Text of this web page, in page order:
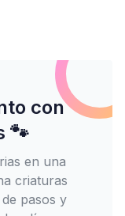
con
🐾
en una
criaturas
pasos y